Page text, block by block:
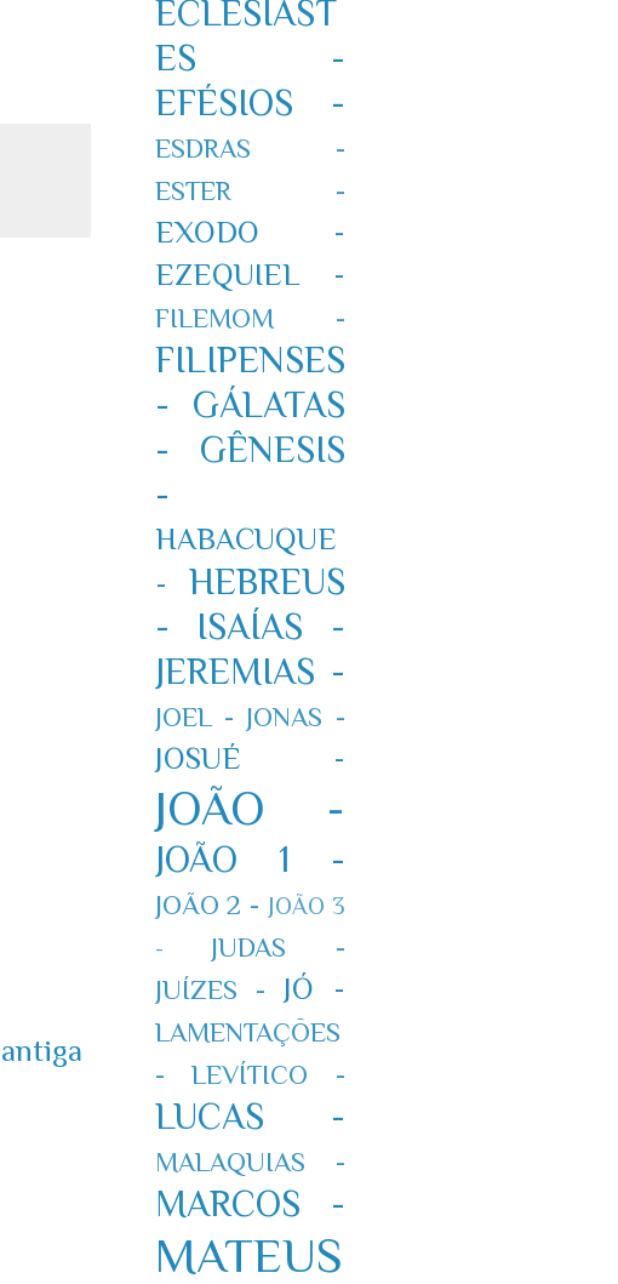
ECLESIAST
ES -
EFÉSIOS -
ESDRAS -
ESTER -
EXODO -
EZEQUIEL -
FILEMOM -
FILIPENSES
-
GÁLATAS
-
GÊNESIS
-
HABACUQUE
-
HEBREUS
-
ISAÍAS -
JEREMIAS -
JOEL - JONAS -
JOSUÉ -
JOÃO -
JOÃO 1 -
JOÃO 2 - JOÃO 3
-
JUDAS -
JUÍZES -
JÓ -
LAMENTAÇÕES
-
LEVÍTICO -
LUCAS -
MALAQUIAS -
MARCOS -
MATEUS